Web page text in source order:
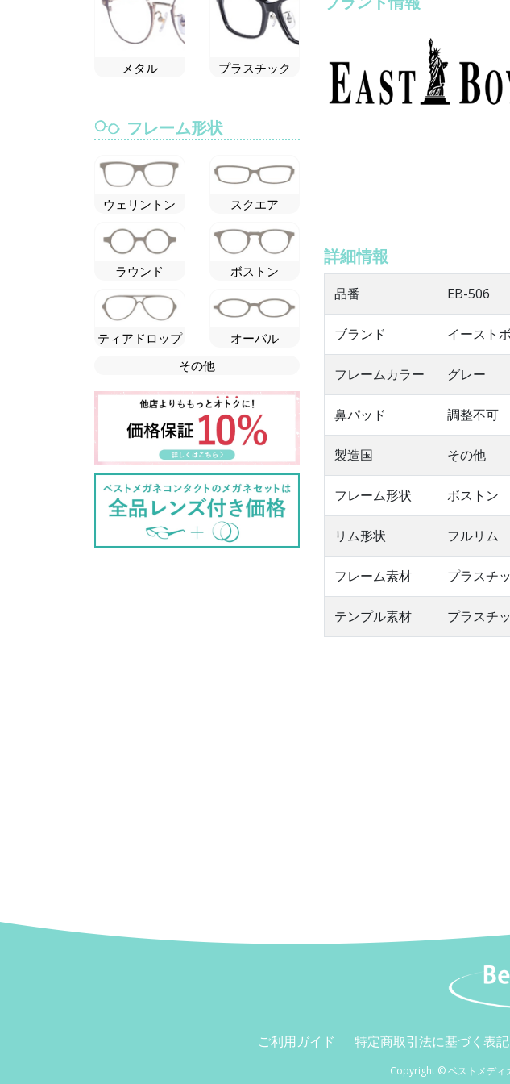
詳細情報
品番 EB-506
ブランド イースト
フレームカラー グレー
鼻パッド 調整不可
製造国 その他
フレーム形状 ボストン
リム形状 フルリム
フレーム素材 プラスチ
テンプル素材 プラスチ
メタル プラスチック
フレーム形状
ウェリントン スクエア
ラウンド ボストン
ティアドロップ
オーバル
その他
ご利用ガイド 特定商取引法に基づく表記
Copyright © ベストメディ